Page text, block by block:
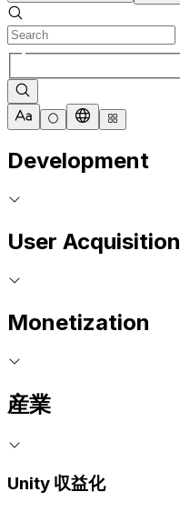
Development
User Acquisition
Monetization
産業
Unity 収益化